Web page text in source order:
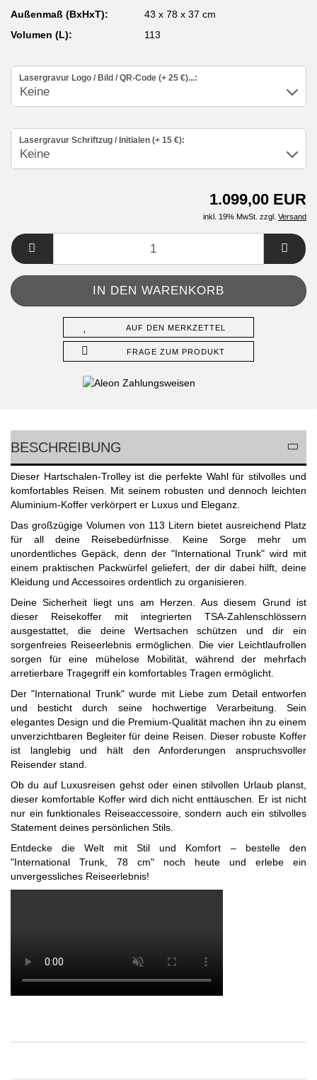
Außenmaß (BxHxT):
43 x 78 x 37 cm
Volumen (L):
113
Lasergravur Logo / Bild / QR-Code (+ 25 €)...:
Lasergravur Schriftzug / Initialen (+ 15 €):
1.099,00 EUR
inkl. 19% MwSt. zzgl. Versand
AUF DEN MERKZETTEL
FRAGE ZUM PRODUKT
BESCHREIBUNG
Dieser Hartschalen-Trolley ist die perfekte Wahl für stilvolles und
komfortables Reisen. Mit seinem robusten und dennoch leichten
Aluminium-Koffer verkörpert er Luxus und Eleganz.
Das großzügige Volumen von 113 Litern bietet ausreichend Platz
für all deine Reisebedürfnisse. Keine Sorge mehr um
unordentliches Gepäck, denn der "International Trunk" wird mit
einem praktischen Packwürfel geliefert, der dir dabei hilft, deine
Kleidung und Accessoires ordentlich zu organisieren.
Deine Sicherheit liegt uns am Herzen. Aus diesem Grund ist
dieser Reisekoffer mit integrierten TSA-Zahlenschlössern
ausgestattet, die deine Wertsachen schützen und dir ein
sorgenfreies Reiseerlebnis ermöglichen. Die vier Leichtlaufrollen
sorgen für eine mühelose Mobilität, während der mehrfach
arretierbare Tragegriff ein komfortables Tragen ermöglicht.
Der "International Trunk" wurde mit Liebe zum Detail entworfen
und besticht durch seine hochwertige Verarbeitung. Sein
elegantes Design und die Premium-Qualität machen ihn zu einem
unverzichtbaren Begleiter für deine Reisen. Dieser robuste Koffer
ist langlebig und hält den Anforderungen anspruchsvoller
Reisender stand.
Ob du auf Luxusreisen gehst oder einen stilvollen Urlaub planst,
dieser komfortable Koffer wird dich nicht enttäuschen. Er ist nicht
nur ein funktionales Reiseaccessoire, sondern auch ein stilvolles
Statement deines persönlichen Stils.
Entdecke die Welt mit Stil und Komfort – bestelle den
"International Trunk, 78 cm" noch heute und erlebe ein
unvergessliches Reiseerlebnis!